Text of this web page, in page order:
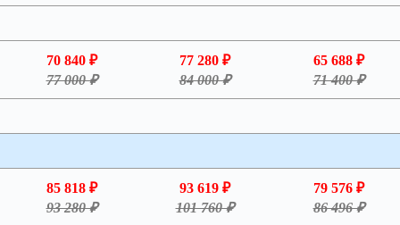
70 840 ₽
77 000 ₽
77 280 ₽
84 000 ₽
65 688 ₽
71 400 ₽
85 818 ₽
93 280 ₽
93 619 ₽
101 760 ₽
79 576 ₽
86 496 ₽